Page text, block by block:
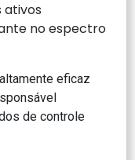
ativos
no espectro
eficaz
de controle